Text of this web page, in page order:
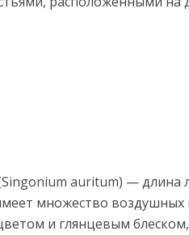
auritum) — длина
множество воздушных
и глянцевым